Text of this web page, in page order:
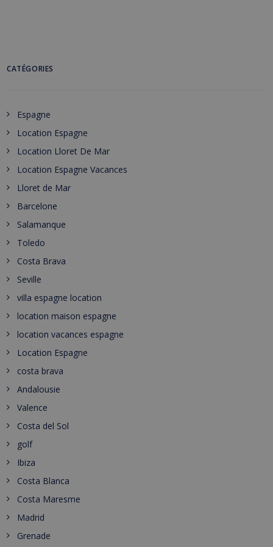
CATÉGORIES
Espagne
Location Espagne
Location Lloret De Mar
Location Espagne Vacances
Lloret de Mar
Barcelone
Salamanque
Toledo
Costa Brava
Seville
villa espagne location
location maison espagne
location vacances espagne
Location Espagne
costa brava
Andalousie
Valence
Costa del Sol
golf
Ibiza
Costa Blanca
Costa Maresme
Madrid
Grenade